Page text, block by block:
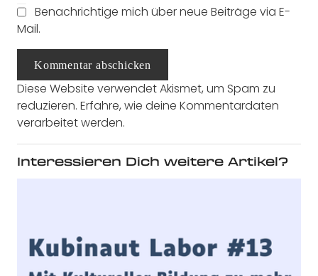
Benachrichtige mich über neue Beiträge via E-
Mail.
Kommentar abschicken
Diese Website verwendet Akismet, um Spam zu
reduzieren. Erfahre, wie deine Kommentardaten
verarbeitet werden.
Interessieren Dich weitere Artikel?